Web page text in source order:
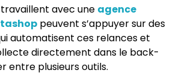
travaillent avec une agence
peuvent s’appuyer sur des
automatisent ces relances et
directement dans le back-
entre plusieurs outils.